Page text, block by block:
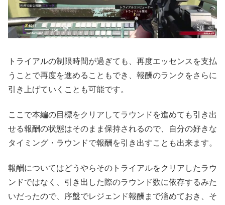
トライアルの制限時間が過ぎても、再度エッセンスを支払
うことで再度を進めることもでき、報酬のランクをさらに
引き上げていくことも可能です。
ここで本編の目標をクリアしてラウンドを進めても引き出
せる報酬の状態はそのまま保持されるので、自分の好きな
タイミング・ラウンドで報酬を引き出すことも出来ます。
報酬についてはどうやらそのトライアルをクリアしたラウ
ンドではなく、引き出した際のラウンド数に依存するみた
いだったので、序盤でレジェンド報酬まで溜めておき、そ